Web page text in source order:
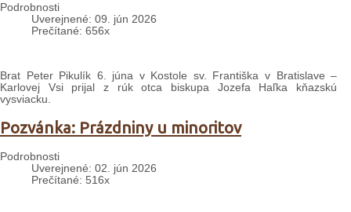
Podrobnosti
Uverejnené: 09. jún 2026
Prečítané: 656x
Brat Peter Pikulík 6. júna v Kostole sv. Františka v Bratislave –
Karlovej Vsi prijal z rúk otca biskupa Jozefa Haľka kňazskú
vysviacku.
Pozvánka: Prázdniny u minoritov
Podrobnosti
Uverejnené: 02. jún 2026
Prečítané: 516x